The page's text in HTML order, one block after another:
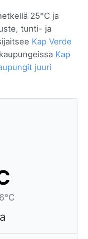
25°C ja
tunti- ja
Kap Verde
Kap
juuri